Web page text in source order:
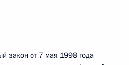
закон от 7 мая 1998 года